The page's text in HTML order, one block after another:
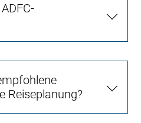
Reiseplanung?